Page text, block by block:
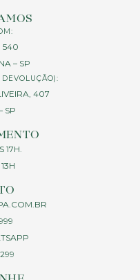
540
– SP
407
SP
17H.